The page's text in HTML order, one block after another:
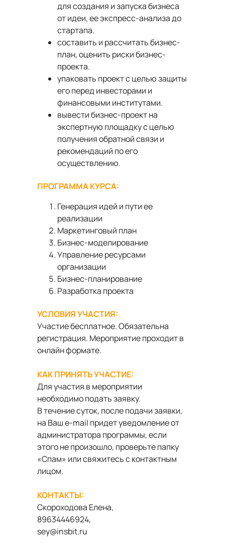
для создания и запуска бизнеса
от идеи, ее экспресс-анализа до
стартапа.
составить и рассчитать бизнес-
план, оценить риски бизнес-
проекта.
упаковать проект с целью защиты
его перед инвесторами и
финансовыми институтами.
вывести бизнес-проект на
экспертную площадку с целью
получения обратной связи и
рекомендаций по его
осуществлению.
ПРОГРАММА КУРСА:
Генерация идей и пути ее
реализации
Маркетинговый план
Бизнес-моделирование
Управление ресурсами
организации
Бизнес-планирование
Разработка проекта
УСЛОВИЯ УЧАСТИЯ:
Участие бесплатное. Обязательна
регистрация. Мероприятие проходит в
онлайн формате.
КАК ПРИНЯТЬ УЧАСТИЕ:
Для участия в мероприятии
необходимо подать заявку.
В течение суток, после подачи заявки,
на Ваш e-mail придет уведомление от
администратора программы, если
этого не произошло, проверьте папку
«Спам» или свяжитесь с контактным
лицом.
КОНТАКТЫ:
Скороходова Елена,
89634446924,
sey@insbit.ru